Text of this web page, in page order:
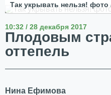
Так укрывать нельзя! фото
10:32 / 28 декабря 2017
Плодовым
оттепель
Нина Ефимова